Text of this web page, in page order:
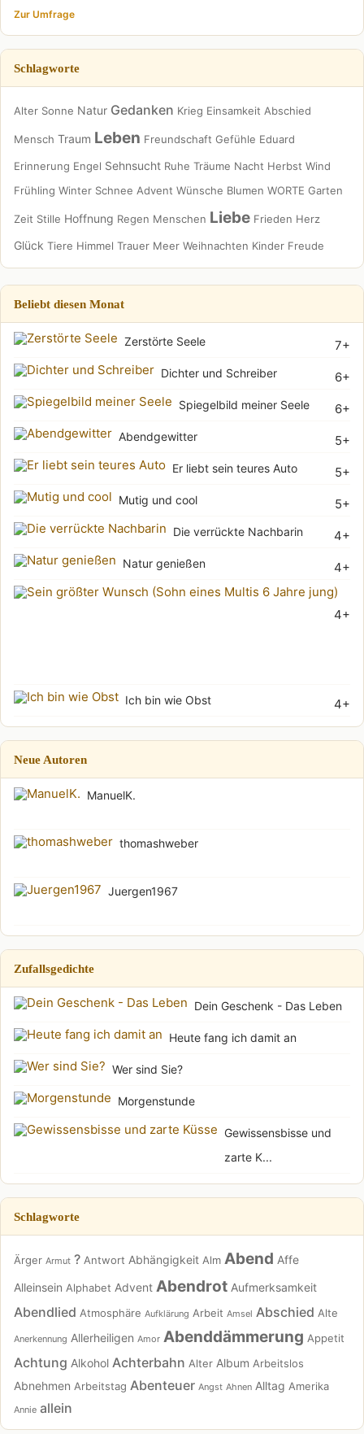
Zur Umfrage
Schlagworte
Alter Sonne Natur Gedanken Krieg Einsamkeit Abschied
Mensch Traum Leben Freundschaft Gefühle Eduard
Erinnerung Engel Sehnsucht Ruhe Träume Nacht Herbst Wind
Frühling Winter Schnee Advent Wünsche Blumen WORTE Garten
Zeit Stille Hoffnung Regen Menschen Liebe Frieden Herz
Glück Tiere Himmel Trauer Meer Weihnachten Kinder Freude
Beliebt diesen Monat
7+
Zerstörte Seele
6+
Dichter und Schreiber
6+
Spiegelbild meiner Seele
5+
Abendgewitter
5+
Er liebt sein teures Auto
5+
Mutig und cool
4+
Die verrückte Nachbarin
4+
Natur genießen
4+
4+
Ich bin wie Obst
Neue Autoren
ManuelK.
thomashweber
Juergen1967
Zufallsgedichte
Dein Geschenk - Das Leben
Heute fang ich damit an
Wer sind Sie?
Morgenstunde
Gewissensbisse und
zarte K...
Schlagworte
Ärger Armut ? Antwort Abhängigkeit Alm Abend Affe
Alleinsein Alphabet Advent Abendrot Aufmerksamkeit
Abendlied Atmosphäre Aufklärung Arbeit Amsel Abschied Alte
Anerkennung Allerheiligen Amor Abenddämmerung Appetit
Achtung Alkohol Achterbahn Alter Album Arbeitslos
Abnehmen Arbeitstag Abenteuer Angst Ahnen Alltag Amerika
Annie allein